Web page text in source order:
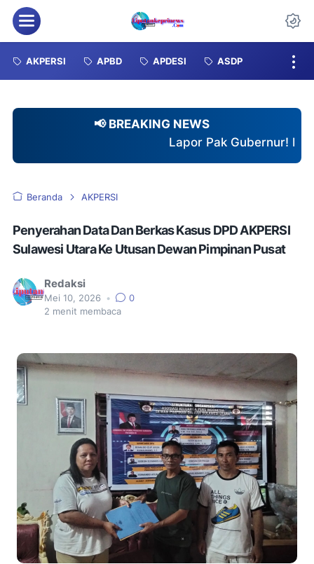
Menu
AKPERSI APBD APDESI ASDP
📢 BREAKING NEWS
Lapor Pak Gubernur! Proyek Jalan Provinsi
Beranda AKPERSI
Penyerahan Data Dan Berkas Kasus DPD AKPERSI
Sulawesi Utara Ke Utusan Dewan Pimpinan Pusat
Redaksi
Mei 10, 2026 •
0
2 menit membaca